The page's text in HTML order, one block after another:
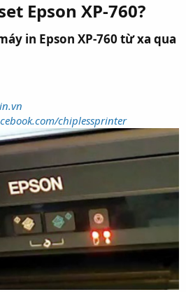
Epson XP-760?
in Epson XP-760 từ xa qua
chiplessprinter